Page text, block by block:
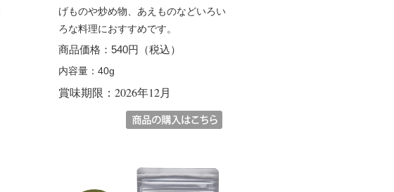
げものや炒め物、あえものなどいろい
ろな料理におすすめです。
商品価格：540円（税込）
内容量：40g
賞味期限：2026年12月